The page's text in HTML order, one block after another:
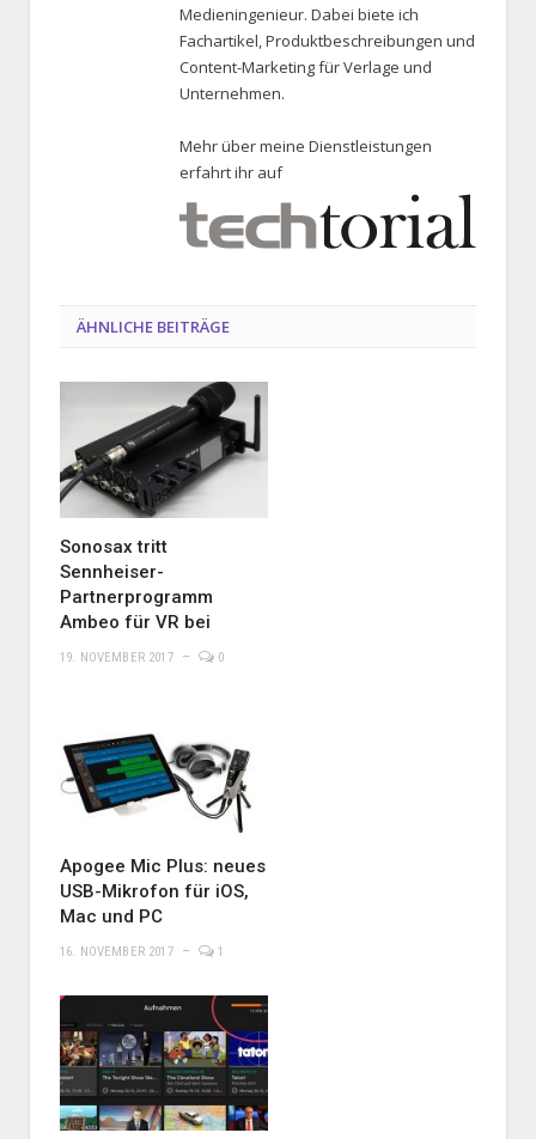
Medieningenieur. Dabei biete ich
Fachartikel, Produktbeschreibungen und
Content-Marketing für Verlage und
Unternehmen.
Mehr über meine Dienstleistungen
erfahrt ihr auf
ÄHNLICHE BEITRÄGE
Sonosax tritt
Sennheiser-
Partnerprogramm
Ambeo für VR bei
19. NOVEMBER 2017 0
Apogee Mic Plus: neues
USB-Mikrofon für iOS,
Mac und PC
16. NOVEMBER 2017 1